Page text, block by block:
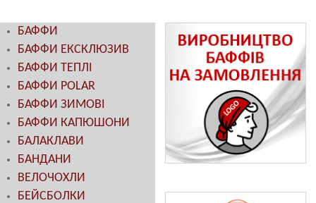
БАФФИ
БАФФИ ЕКСКЛЮЗИВ
БАФФИ ТЕПЛІ
БАФФИ POLAR
БАФФИ ЗИМОВІ
БАФФИ КАПЮШОНИ
БАЛАКЛАВИ
БАНДАНИ
ВЕЛОЧОХЛИ
БЕЙСБОЛКИ